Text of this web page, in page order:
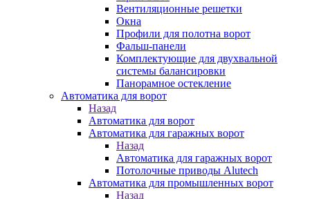
Вентиляционные решетки
Окна
Профили для полотна ворот
Фальш-панели
Комплектующие для двухвальной
системы балансировки
Панорамное остекление
Автоматика для ворот
Назад
Автоматика для ворот
Автоматика для гаражных ворот
Назад
Автоматика для гаражных ворот
Потолочные приводы Alutech
Автоматика для промышленных ворот
Назад